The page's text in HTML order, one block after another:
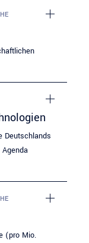
Deutschlands
(pro Mio.